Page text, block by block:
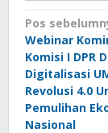
pos
Pos
Webinar
Komisi I DPR
Digitalisasi
Revolusi 4.0
Pemulihan
Nasional